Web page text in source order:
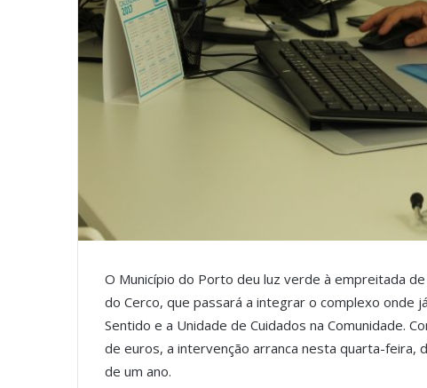
O Município do Porto deu luz verde à empreitada
do Cerco, que passará a integrar o complexo onde
Sentido e a Unidade de Cuidados na Comunidade.
de euros, a intervenção arranca nesta quarta-feira,
de um ano.